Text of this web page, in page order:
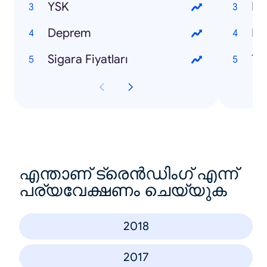
YSK
Deprem
Sigara Fiyatları
എന്താണ് ട്രെൻഡിംഗ് എന്ന്
പര്യവേക്ഷണം ചെയ്യുക
2018
2017